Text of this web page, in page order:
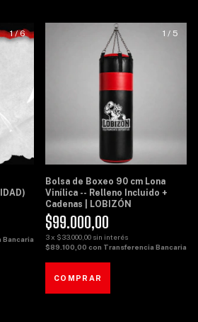
1/6
Bancaria
1 / 5
Bolsa de Boxeo 90 cm Lona
Vinílica -- Relleno Incluido +
Cadenas | LOBIZÓN
$99.000,00
3x $33.000,00 sin interés
$89.100,00 con Transferencia Bancaria